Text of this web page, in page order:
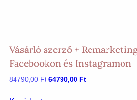
Vásárló szerző +
Facebookon és Instagramon
84790,00Ft Original
was:
64790,00 FtCurrent